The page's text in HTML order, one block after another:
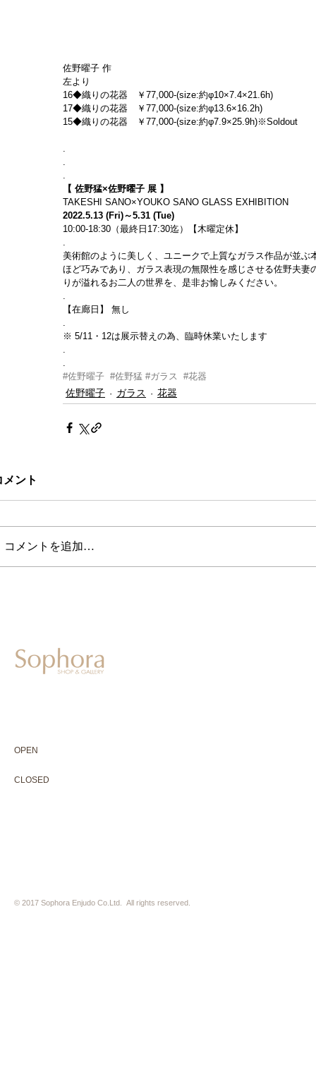
佐野曜子 作
左より
16◆織りの花器　￥77,000-(size:約φ10×7.4×21.6h)
17◆織りの花器　￥77,000-(size:約φ13.6×16.2h)
15◆織りの花器　￥77,000-(size:約φ7.9×25.9h)※Soldout
.
.
.
【 佐野猛×佐野曜子 展 】
TAKESHI SANO×YOUKO SANO GLASS EXHIBITION
2022.5.13 (Fri)～5.31 (Tue)
10:00-18:30（最終日17:30迄）【木曜定休】
.
美術館のように美しく、ユニークで上質なガラス作品が並
ほど巧みであり、ガラス表現の無限性を感じさせる佐野夫
りが溢れるお二人の世界を、是非お愉しみください。
.
【在廊日】 無し
.
※ 5/11・12は展示替えの為、臨時休業いたします
.
.
#佐野曜子 #佐野猛 #ガラス #花器
佐野曜子 ガラス 花器
メント
コメントを追加…
OPEN
CLOSED
© 2017 Sophora Enjudo Co.Ltd. All rights reserved.